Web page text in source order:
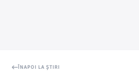
ÎNAPOI LA ȘTIRI